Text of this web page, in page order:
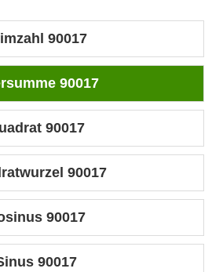
90017
90017
90017
90017
90017
90017